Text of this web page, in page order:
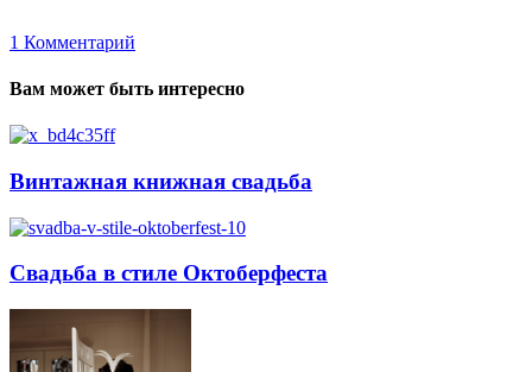
1 Комментарий
Вам может быть интересно
Винтажная книжная свадьба
Свадьба в стиле Октоберфеста